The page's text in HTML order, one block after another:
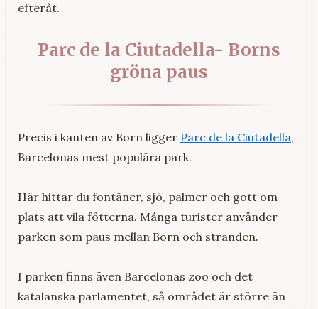
efteråt.
Parc de la Ciutadella- Borns
gröna paus
Precis i kanten av Born ligger Parc de la Ciutadella,
Barcelonas mest populära park.
Här hittar du fontäner, sjö, palmer och gott om
plats att vila fötterna. Många turister använder
parken som paus mellan Born och stranden.
I parken finns även Barcelonas zoo och det
katalanska parlamentet, så området är större än